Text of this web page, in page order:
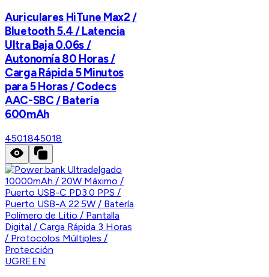
Auriculares HiTune Max2 /
Bluetooth 5.4 / Latencia
Ultra Baja 0.06s /
Autonomía 80 Horas /
Carga Rápida 5 Minutos
para 5 Horas / Codecs
AAC-SBC / Batería
600mAh
4501845018
UGREEN